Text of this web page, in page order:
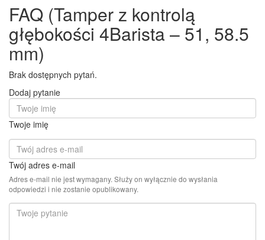
FAQ (Tamper z kontrolą
głębokości 4Barista – 51, 58.5
mm)
Brak dostępnych pytań.
Dodaj pytanie
Twoje imię
Twój adres e-mail
Adres e-mail nie jest wymagany. Służy on wyłącznie do wysłania
odpowiedzi i nie zostanie opublikowany.